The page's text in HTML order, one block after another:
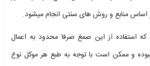
اساس منابع و روش های سنتی انجام میشود.
که استفاده از این صمغ صرفا محدود به اعمال
و ممکن است با توجه به طبع هر موکل نوع